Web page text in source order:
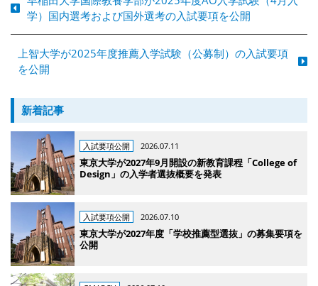
学）国内選考および国外選考の入試要項を公開
上智大学が2025年度推薦入学試験（公募制）の入試要項
を公開
新着記事
入試要項公開 2026.07.11
東京大学が2027年9月開設の新教育課程「College of
Design」の入学者選抜概要を発表
入試要項公開 2026.07.10
東京大学が2027年度「学校推薦型選抜」の募集要項を
公開